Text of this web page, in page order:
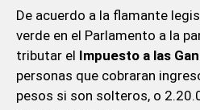
De acuerdo a la flamante
verde en el Parlamento a la
tributar el Impuesto a las
personas que cobraran
pesos si son solteros, o